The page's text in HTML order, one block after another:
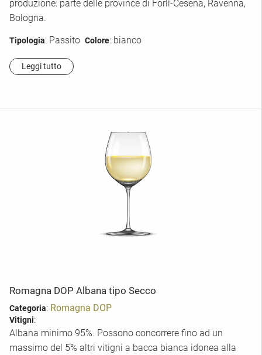
produzione: parte delle province di Forlì-Cesena, Ravenna,
Bologna.
Tipologia: Passito Colore: bianco
Leggi tutto
Romagna DOP Albana tipo Secco
Categoria: Romagna DOP
Vitigni:
Albana minimo 95%. Possono concorrere fino ad un
massimo del 5% altri vitigni a bacca bianca idonea alla